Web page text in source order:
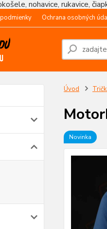
nohavice, rukavice,
Ochrana osobných
Úvod
Novinka